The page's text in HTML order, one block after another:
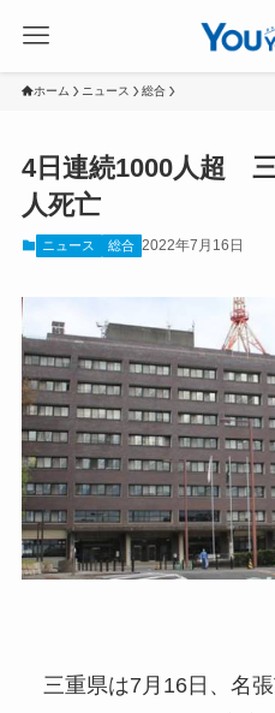
ホーム ニュース 総合
4日連続1000人超
人死亡
ニュース 総合 2022年7月16日
三重県は7月16日、名